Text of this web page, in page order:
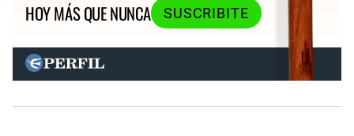
HOY MÁS QUE NUNCA
SUSCRIBITE